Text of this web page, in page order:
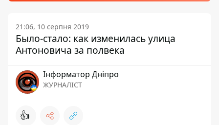
21:06, 10 серпня 2019
Было-стало: как изменилась улица
Антоновича за полвека
Інформатор Дніпро
ЖУРНАЛІСТ
👍